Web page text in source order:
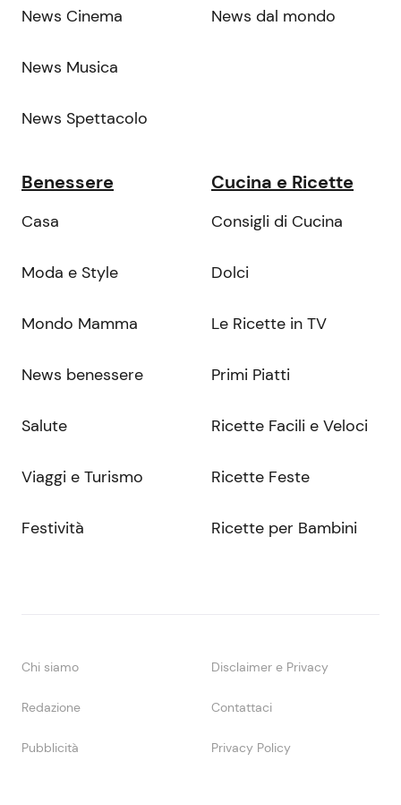
News Cinema
News Musica
News Spettacolo
News dal mondo
Benessere
Casa
Moda e Style
Mondo Mamma
News benessere
Salute
Viaggi e Turismo
Festività
Cucina e Ricette
Consigli di Cucina
Dolci
Le Ricette in TV
Primi Piatti
Ricette Facili e Veloci
Ricette Feste
Ricette per Bambini
Chi siamo Disclaimer e Privacy
Redazione Contattaci
Pubblicità Privacy Policy